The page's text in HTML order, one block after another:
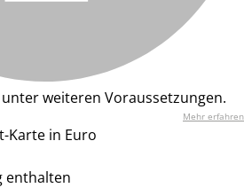
weiteren Voraussetzungen.
Mehr erfahren
Karte in Euro
enthalten